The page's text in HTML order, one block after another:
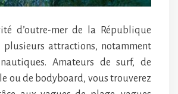
d’outre-mer de la République
plusieurs attractions, notamment
Amateurs de surf, de
ou de bodyboard, vous trouverez